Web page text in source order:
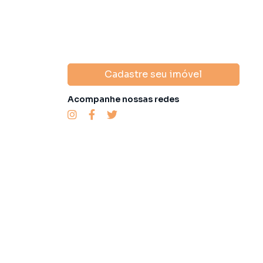
Cadastre seu imóvel
Acompanhe nossas redes